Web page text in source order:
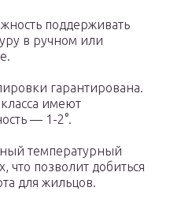
поддерживать
в ручном или
гарантирована.
имеют
— 1-2°.
температурный
что позволит добиться
для жильцов.